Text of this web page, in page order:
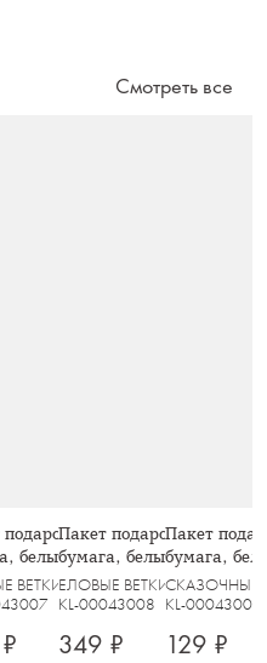
Смотреть все
см,
White horse
подарочный, 30х42 см,
белый, Конь, White horse
ВЕТКИ
Пакет подарочный,
бумага, белый, Конь,
ЕЛОВЫЕ ВЕТКИ
KL-00043008
349 ₽
Пакет
бумага,
город, Town
СКАЗОЧНЫЙ
KL-00043009
129 ₽